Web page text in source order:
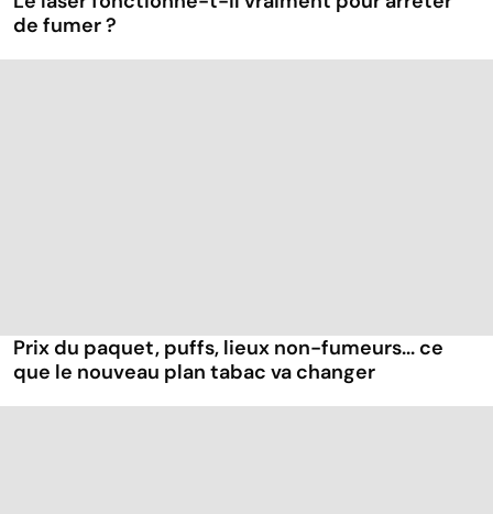
de fumer ?
Prix du paquet, puffs, lieux non-fumeurs... ce
que le nouveau plan tabac va changer